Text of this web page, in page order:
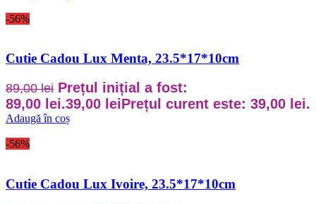
-56%
Cutie Cadou Lux Menta, 23.5*17*10cm
89,00lei Prețul inițial a fost:
89,00 lei.39,00 leiPrețul curent este: 39,00 lei.
Adaugă în coș
-56%
Cutie Cadou Lux Ivoire, 23.5*17*10cm